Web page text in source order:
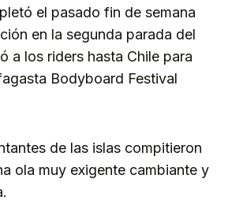
el pasado fin de semana
en la segunda parada del
a los riders hasta Chile para
Bodyboard Festival
de las islas compitieron
ola muy exigente cambiante y